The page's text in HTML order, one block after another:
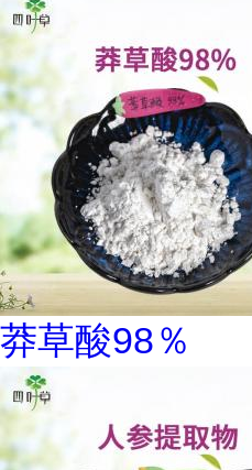
莽草酸98％